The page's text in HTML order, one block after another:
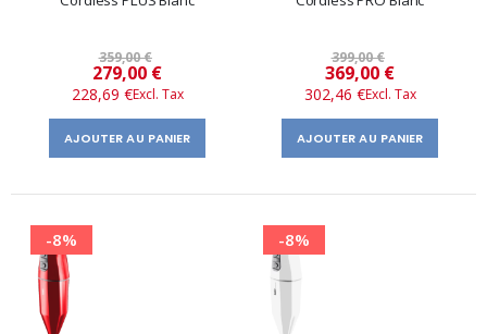
359,00 €
Prix
spécial
279,00 €
228,69 €
AJOUTER AU PANIER
399,00 €
Prix
spécial
369,00 €
302,46 €
AJOUTER AU PANIER
-8% -8%